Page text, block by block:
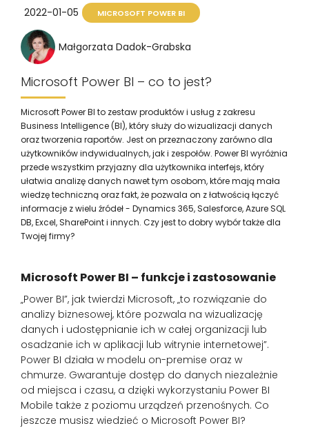
2022-01-05 MICROSOFT POWER BI
Małgorzata Dadok-Grabska
Microsoft Power BI – co to jest?
Microsoft Power BI to zestaw produktów i usług z zakresu
Business Intelligence (BI), który służy do wizualizacji danych
oraz tworzenia raportów. Jest on przeznaczony zarówno dla
użytkowników indywidualnych, jak i zespołów. Power BI wyróżnia
przede wszystkim przyjazny dla użytkownika interfejs, który
ułatwia analizę danych nawet tym osobom, które mają mała
wiedzę techniczną oraz fakt, że pozwala on z łatwością łączyć
informacje z wielu źródeł - Dynamics 365, Salesforce, Azure SQL
DB, Excel, SharePoint i innych. Czy jest to dobry wybór także dla
Twojej firmy?
Microsoft Power BI – funkcje i zastosowanie
„Power BI”, jak twierdzi Microsoft, „to rozwiązanie do
analizy biznesowej, które pozwala na wizualizację
danych i udostępnianie ich w całej organizacji lub
osadzanie ich w aplikacji lub witrynie internetowej”.
Power BI działa w modelu on-premise oraz w
chmurze. Gwarantuje dostęp do danych niezależnie
od miejsca i czasu, a dzięki wykorzystaniu Power BI
Mobile także z poziomu urządzeń przenośnych. Co
jeszcze musisz wiedzieć o Microsoft Power BI?